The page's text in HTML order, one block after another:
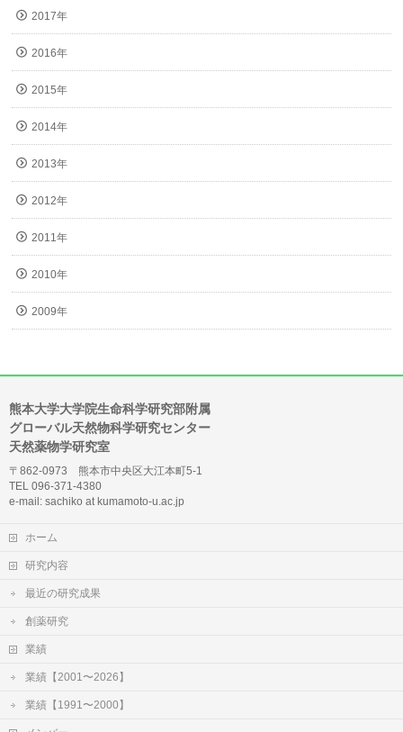
2017年
2016年
2015年
2014年
2013年
2012年
2011年
2010年
2009年
熊本大学大学院生命科学研究部附属
グローバル天然物科学研究センター
天然薬物学研究室
〒862-0973 熊本市中央区大江本町5-1
TEL 096-371-4380
e-mail: sachiko at kumamoto-u.ac.jp
ホーム
研究内容
最近の研究成果
創薬研究
業績
業績【2001〜2026】
業績【1991〜2000】